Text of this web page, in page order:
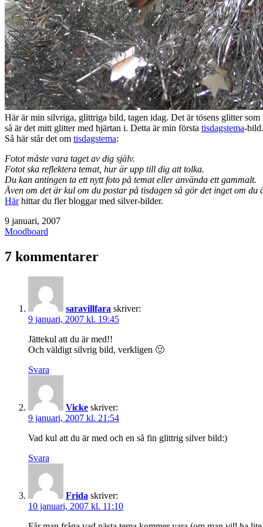
Här är min silvriga, glittriga bild, tagen idag. Det är tösens glitter
så är det mitt glitter med hjärtan i. Detta är min första tisdagstema-bild.
Så här står det om tisdagstema:
Fotot måste vara taget av dig själv.
Fotot ska reflektera temat, hur är upp till dig att tolka.
Du kan antingen ta ett nytt foto på temat eller använda ett gammalt.
Även om det är kul om du postar på tisdagen så gör det inget om du
Härhittar du fler bloggar med silver-bilder.
Publicerat
den
9 januari, 2007
Kategoriserat
Moodboard
7 kommentarer
saravillfara skriver:
9 januari, 2007 kl. 19:45
Jättekul att du är med!!
Och väldigt silvrig bild, verkligen 🙂
Svara
Vicke skriver:
9 januari, 2007 kl. 21:54
Vad kul att du är med och en så fin glittrig silver bild:)
Svara
Frida skriver:
10 januari, 2007 kl. 11:10